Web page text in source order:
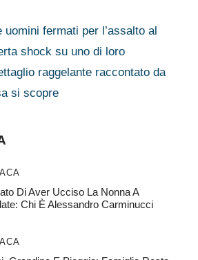
uomini fermati per l’assalto al
shock su uno di loro
raggelante raccontato da
si scopre
Di Aver Ucciso La Nonna A
Chi È Alessandro Carminucci